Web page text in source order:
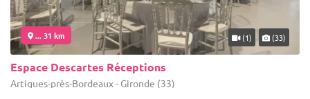
... 31 km (1) (33)
Espace Descartes Réceptions
Artigues-près-Bordeaux - Gironde (33)